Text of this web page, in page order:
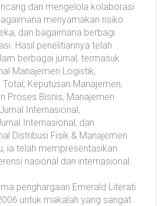
dan mengelola kolaborasi
menyamakan risiko
dan bagaimana berbagi
Hasil penelitiannya telah
berbagai jurnal, termasuk
Manajemen Logistik,
Keputusan Manajemen,
Proses Bisnis, Manajemen
Internasional,
Internasional, dan
Distribusi Fisik & Manajemen
ia telah mempresentasikan
nasional dan internasional.
penghargaan Emerald Literati
untuk makalah yang sangat